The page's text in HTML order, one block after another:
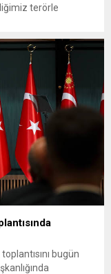
terörle
Genel Başkan
bugün